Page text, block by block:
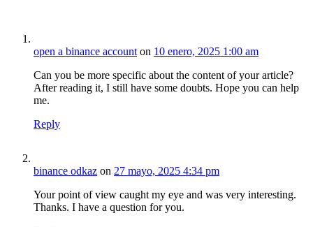
open a binance account on 10 enero, 2025 1:00 am
Can you be more specific about the content of your article?
After reading it, I still have some doubts. Hope you can help
me.
Reply
binance odkaz on 27 mayo, 2025 4:34 pm
Your point of view caught my eye and was very interesting.
Thanks. I have a question for you.